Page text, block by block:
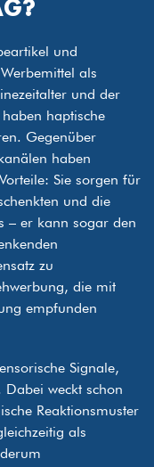
und
als
und der
haptische
Gegenüber
haben
Sie sorgen für
und die
– er kann sogar den
zu
die mit
empfunden
Signale,
weckt schon
Reaktionsmuster
als